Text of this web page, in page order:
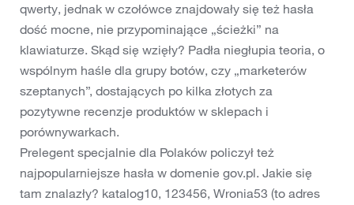
qwerty, jednak w czołówce znajdowały się też hasła
dość mocne, nie przypominające „ścieżki” na
klawiaturze. Skąd się wzięły? Padła niegłupia teoria, o
wspólnym haśle dla grupy botów, czy „marketerów
szeptanych”, dostających po kilka złotych za
pozytywne recenzje produktów w sklepach i
porównywarkach.
Prelegent specjalnie dla Polaków policzył też
najpopularniejsze hasła w domenie gov.pl. Jakie się
tam znalazły? katalog10, 123456, Wronia53 (to adres